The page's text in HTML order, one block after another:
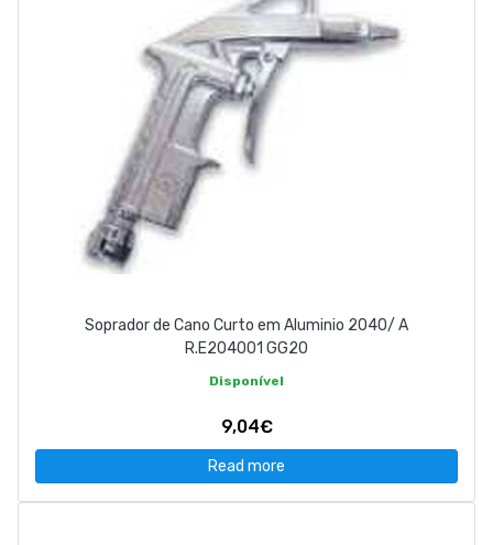
Soprador de Cano Curto em Aluminio 2040/ A
R.E204001 GG20
Disponível
9,04€
Read more